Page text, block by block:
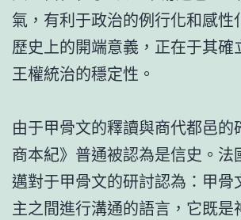
氣，有利于政治的例行化和感性
歷史上的開端意義，正在于其確
王權統治的穩定性。
由于甲骨文的釋讀與商代都邑的
商本紀》普通被認為是信史。法
邁對于甲骨文的研討認為：甲骨
主之間進行溝通的語言，它既是